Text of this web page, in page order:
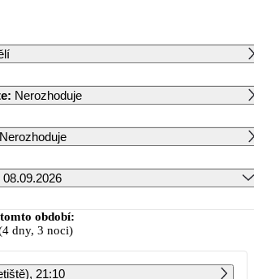
: Nerozhoduje
Nerozhoduje
08.09.2026
Září 2026
ST ČT PÁ SO NE
období:
dny, 3 noci)
21:10